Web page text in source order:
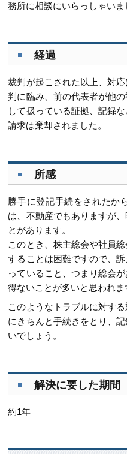
務所に相談にいらっしゃいま
経過
裁判が起こされた以上、対
判に臨み、前の代表者が他
して扱っている証拠、記録
請求は棄却されました。
所感
勝手に登記手続をされたか
は、不動産でもありますが
とがあります。
このとき、株主総会や社員
することは困難ですので、
っていること、つまり総会
得ないことが多いと思われま
このようなトラブルに対す
にきちんと手続きをとり、
いでしょう。
解決に要した期間
約1年